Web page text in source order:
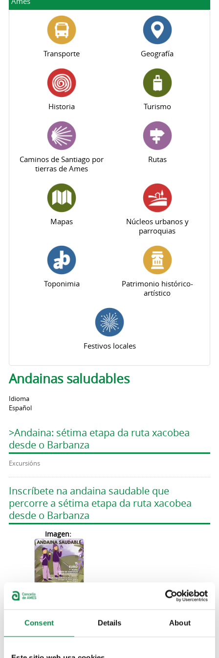
Consent Details About
Transporte Geografía
Historia Turismo
Caminos de Santiago por
tierras de Ames
Rutas
Mapas
Núcleos urbanos y
parroquias
Toponimia
Patrimonio histórico-
artístico
Festivos locales
Andainas saludables
Idioma
Español
>Andaina: sétima etapa da ruta xacobea
desde o Barbanza
Excursións
Inscríbete na andaina saudable que
percorre a sétima etapa da ruta xacobea
desde o Barbanza
Imagen:
a sexta etapa do Camiño de Santiago dende
o Barbanza